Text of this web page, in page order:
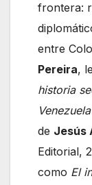
frontera:
entre
Pereira,
historia
de Jesús
Editorial,
como El